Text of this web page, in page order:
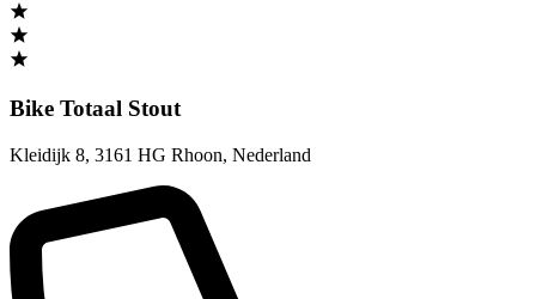
Bike Totaal Stout
Kleidijk 8, 3161 HG Rhoon, Nederland